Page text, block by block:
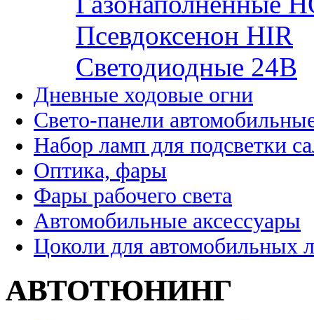
Псевдоксенон HIR
Cветодиодные 24B
Дневные ходовые огни
Свето-панели
Набор ламп для подсветки
Оптика, фары
Фары рабочего света
Автомобильные аксессуары
Цоколи для автомобильных
АВТОТЮНИНГ